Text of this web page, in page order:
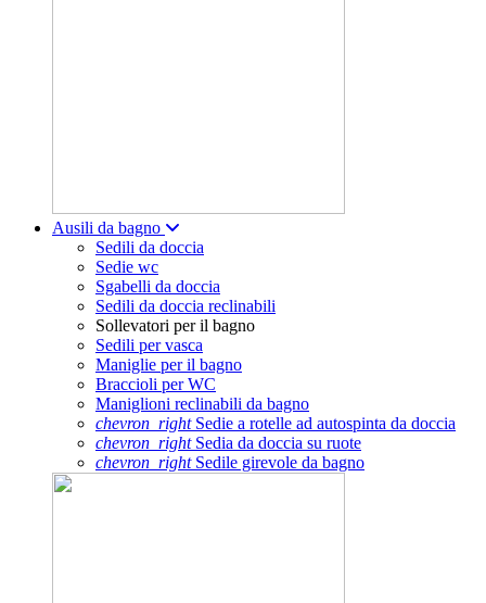
Ausili da bagno
Sedili da doccia
Sedie wc
Sgabelli da doccia
Sedili da doccia reclinabili
Sollevatori per il bagno
Sedili per vasca
Maniglie per il bagno
Braccioli per WC
Maniglioni reclinabili da bagno
chevron_rightSedie a rotelle ad autospinta da doccia
chevron_rightSedia da doccia su ruote
chevron_rightSedile girevole da bagno